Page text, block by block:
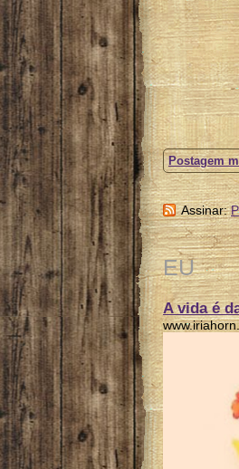
Postagem
Assinar:
EU
A vida é